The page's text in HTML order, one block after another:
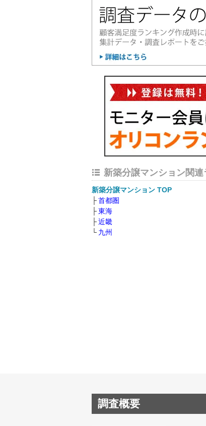
新築分譲マンション関
新築分譲マンション TOP
首都圏
東海
近畿
九州
調査概要